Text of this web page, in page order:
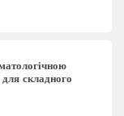
складного